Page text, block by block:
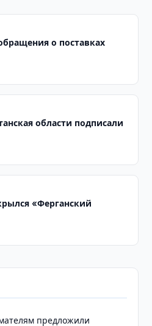
о поставках
области подписали
«Ферганский
предложили